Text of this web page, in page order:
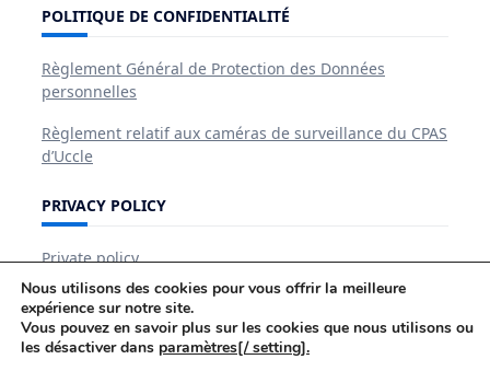
POLITIQUE DE CONFIDENTIALITÉ
Règlement Général de Protection des Données
personnelles
Règlement relatif aux caméras de surveillance du CPAS
d’Uccle
PRIVACY POLICY
Private policy
Nous utilisons des cookies pour vous offrir la meilleure
expérience sur notre site.
Vous pouvez en savoir plus sur les cookies que nous utilisons ou
les désactiver dans paramètres[/ setting].